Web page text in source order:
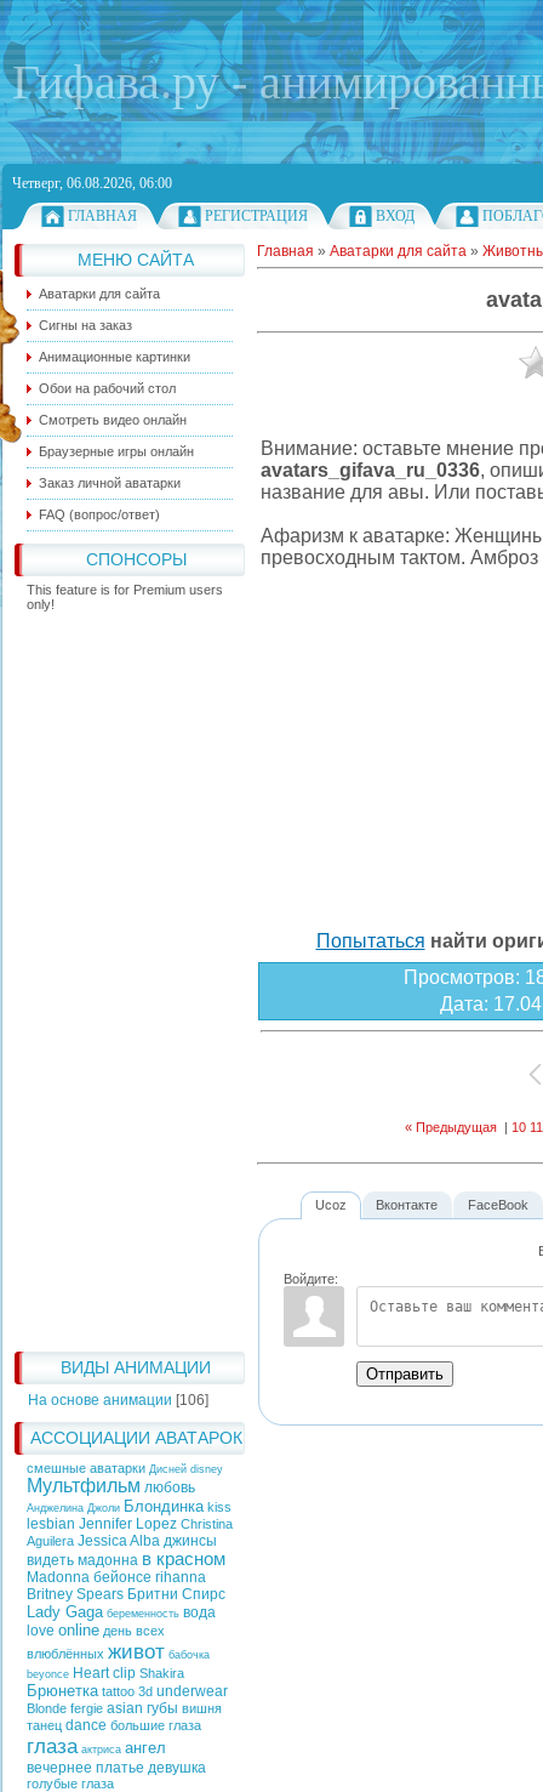
Гифава.ру -
Четверг, 06.08.2026, 06:00
ГЛАВНАЯ
РЕГИСТРАЦИЯ ВХОД
МЕНЮ САЙТА
Аватарки для сайта
Сигны на заказ
Анимационные картинки
Обои на рабочий стол
Смотреть видео онлайн
Браузерные игры онлайн
Заказ личной аватарки
FAQ (вопрос/ответ)
СПОНСОРЫ
This feature is for Premium users
only!
ВИДЫ АНИМАЦИИ
На основе анимации [106]
АССОЦИАЦИИ АВАТАРОК
смешные аватарки Дисней disney
Мультфильм любовь
Анджелина Джоли Блондинка kiss
lesbian Jennifer Lopez Christina
Aguilera Jessica Alba джинсы
видеть мадонна в красном
Madonna бейонсе rihanna
Britney Spears Бритни Спирс
Lady Gaga беременность вода
love online день всех
влюблённых живот бабочка
beyonce Heart clip Shakira
Брюнетка tattoo 3d underwear
Blonde fergie asian губы вишня
танец dance большие глаза
глаза актриса ангел
вечернее платье девушка
голубые глаза
Главная » Аватарки для сайта »
Внимание: оставьте мнение
avatars_gifava_ru_0336,
название для авы. Или
Афаризм к аватарке:
превосходным тактом.
Попытаться найти
Просмотров:
Дата:
« Предыдущая| 10 11
Ucoz
Войдите:
Отправить
Вконтакте FaceBook